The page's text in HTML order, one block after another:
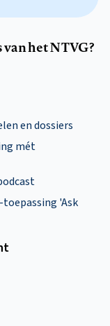
het NTVG?
en dossiers
mét
toepassing 'Ask